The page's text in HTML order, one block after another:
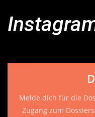
Melde dich für die
Zugang zum